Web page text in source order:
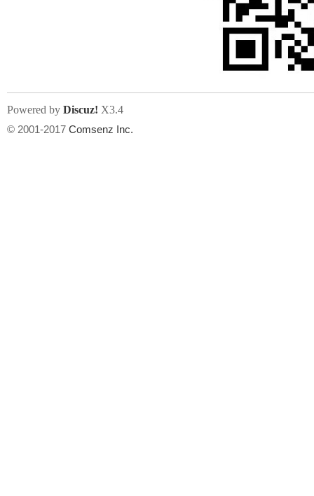
Powered by Discuz! X3.4
© 2001-2017 Comsenz Inc.